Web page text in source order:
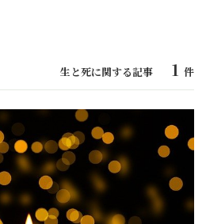
生と死に関する記事 1 件